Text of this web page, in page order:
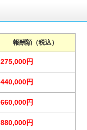
報酬額（税込）
275,000円
440,000円
660,000円
880,000円